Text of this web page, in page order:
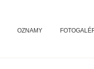
OZNAMY